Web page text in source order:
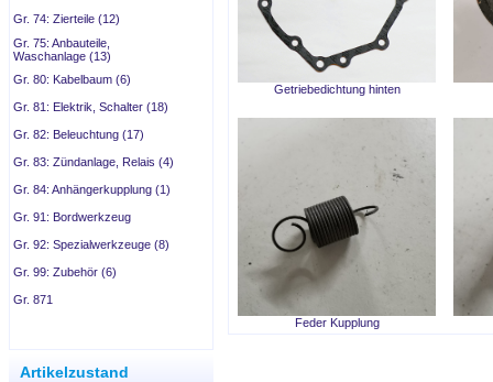
Gr. 74: Zierteile (12)
Gr. 75: Anbauteile,
Waschanlage (13)
Gr. 80: Kabelbaum (6)
Gr. 81: Elektrik, Schalter (18)
Gr. 82: Beleuchtung (17)
Gr. 83: Zündanlage, Relais (4)
Gr. 84: Anhängerkupplung (1)
Gr. 91: Bordwerkzeug
Gr. 92: Spezialwerkzeuge (8)
Gr. 99: Zubehör (6)
Gr. 871
Artikelzustand
Getriebedichtung hinten
Feder Kupplung